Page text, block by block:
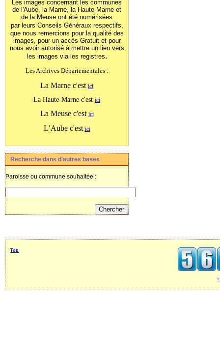
Les images concernant les communes
de l'Aube, la Marne, la Haute Marne et
de la Meuse ont été numérisées
par leurs Conseils Généraux respectifs,
que nous remercions pour la qualité des
images, pour un accès Gratuit et pour
nous avoir autorisé à mettre un lien vers
les images via les registres.
Les Archives Départementales :
La Marne c'est ici
La Haute-Marne c'est ici
La Meuse c'est ici
L’Aube c'est ici
Recherche dans d'autres bases
Paroisse ou commune souhaitée :
Top